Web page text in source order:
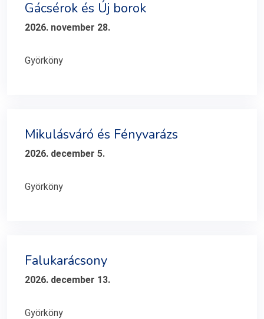
Gácsérok és Új borok
2026. november 28.
Györköny
Mikulásváró és Fényvarázs
2026. december 5.
Györköny
Falukarácsony
2026. december 13.
Györköny